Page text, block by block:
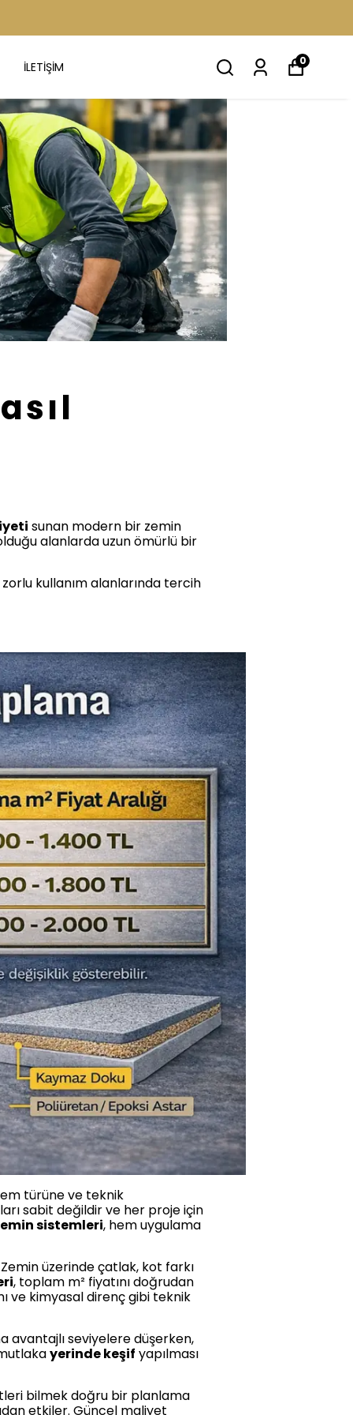
İLETİŞİM 0
sunan modern bir zemin
alanlarda uzun ömürlü bir
kullanım alanlarında tercih
türüne ve teknik
sabit değildir ve her proje için
sistemleri, hem uygulama
üzerinde çatlak, kot farkı
, toplam m² fiyatını doğrudan
ve kimyasal direnç gibi teknik
avantajlı seviyelere düşerken,
yerinde keşif yapılması
bilmek doğru bir planlama
etkiler. Güncel maliyet